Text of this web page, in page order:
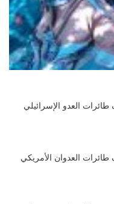
طائرات العدو الإسرائيلي
طائرات العدوان الأمريكي